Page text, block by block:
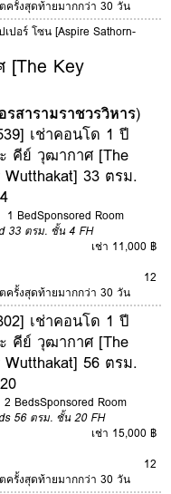
ครั้งสุดท้ายมากกว่า 30 วัน
ปอร์ โซน [Aspire Sathorn-
[The Key
สารามราชวรวิหาร)
เช่าคอนโด 1 ปี
คีย์ วุฒากาศ [The
Wutthakat] 33 ตรม.
1 BedSponsored Room
33 ตรม. ชั้น 4 FH
เช่า 11,000 ฿
12
ครั้งสุดท้ายมากกว่า 30 วัน
เช่าคอนโด 1 ปี
คีย์ วุฒากาศ [The
Wutthakat] 56 ตรม.
2 BedsSponsored Room
56 ตรม. ชั้น 20 FH
เช่า 15,000 ฿
12
ครั้งสุดท้ายมากกว่า 30 วัน